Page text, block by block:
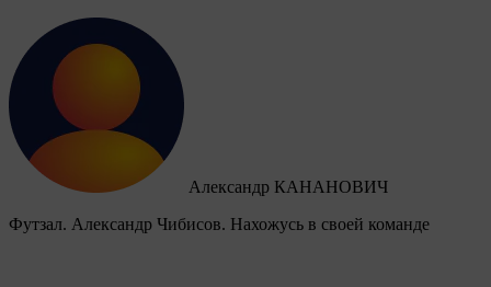
Александр КАНАНОВИЧ
Футзал. Александр Чибисов. Нахожусь в своей команде